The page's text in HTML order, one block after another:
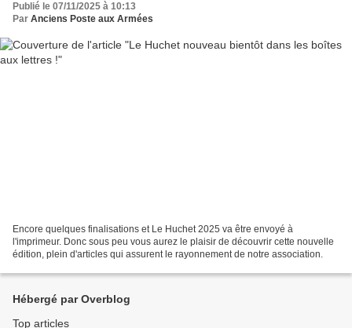
Publié le 07/11/2025 à 10:13
Par Anciens Poste aux Armées
Encore quelques finalisations et Le Huchet 2025 va être envoyé à
l'imprimeur. Donc sous peu vous aurez le plaisir de découvrir cette nouvelle
édition, plein d'articles qui assurent le rayonnement de notre association.
Hébergé par Overblog
Top articles